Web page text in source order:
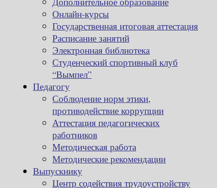
Онлайн-курсы
Государственная итоговая аттестация
Расписание занятий
Электронная библиотека
Студенческий спортивный клуб
“Вымпел”
Педагогу
Соблюдение норм этики,
противодействие коррупции
Аттестация педагогических
работников
Методическая работа
Методические рекомендации
Выпускнику
Центр содействия трудоустройству